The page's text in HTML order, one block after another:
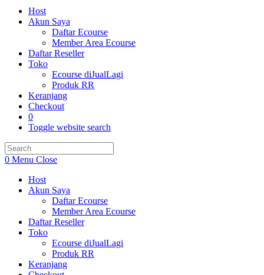
Host
Akun Saya
Daftar Ecourse
Member Area Ecourse
Daftar Reseller
Toko
Ecourse diJualLagi
Produk RR
Keranjang
Checkout
0
Toggle website search
0 Menu Close
Host
Akun Saya
Daftar Ecourse
Member Area Ecourse
Daftar Reseller
Toko
Ecourse diJualLagi
Produk RR
Keranjang